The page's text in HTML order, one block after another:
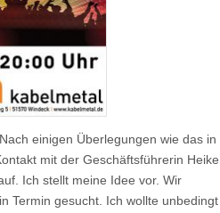
einigen Überlegungen wie das in
mit der Geschäftsführerin Heike
Ich stellt meine Idee vor. Wir
Termin gesucht. Ich wollte unbedingt